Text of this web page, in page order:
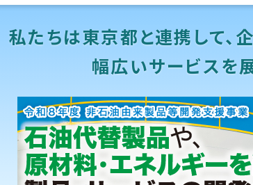
私たちは東京都と連携して、
幅広いサービスを